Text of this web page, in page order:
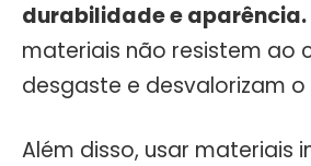
durabilidade e aparência.
materiais não resistem ao
desgaste e desvalorizam
Além disso, usar materiais